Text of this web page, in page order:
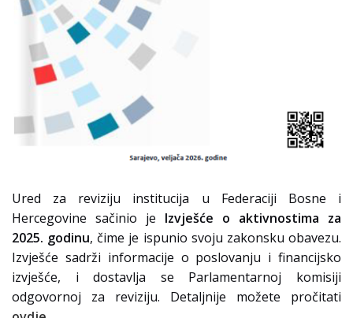
Ured za reviziju institucija u Federaciji Bosne i
Hercegovine sačinio je Izvješće o aktivnostima za
2025. godinu, čime je ispunio svoju zakonsku obavezu.
Izvješće sadrži informacije o poslovanju i financijsko
izvješće, i dostavlja se Parlamentarnoj komisiji
odgovornoj za reviziju. Detaljnije možete pročitati